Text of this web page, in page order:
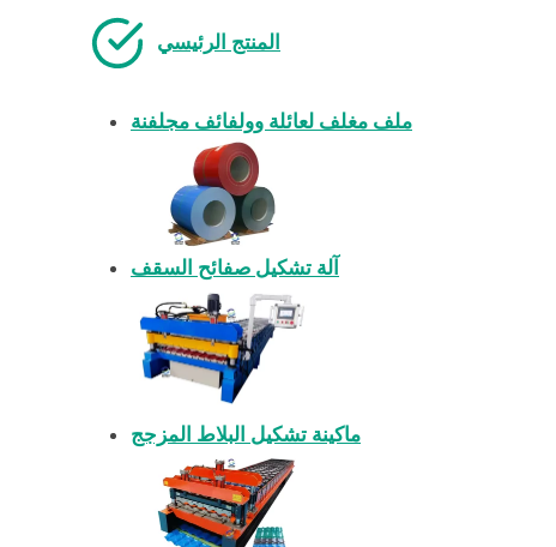
المنتج الرئيسي
ملف مغلف لعائلة وولفائف مجلفنة
آلة تشكيل صفائح السقف
ماكينة تشكيل البلاط المزجج